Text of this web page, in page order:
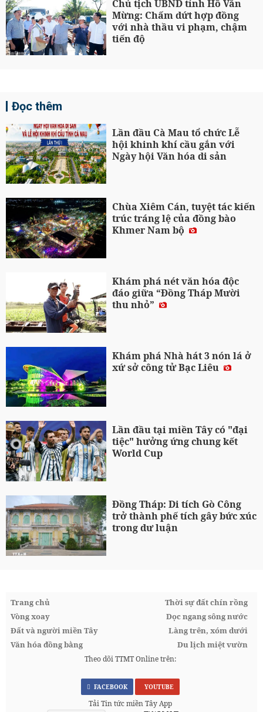
Chủ tịch UBND tỉnh Hồ Văn
Mừng: Chấm dứt hợp đồng
với nhà thầu vi phạm, chậm
tiến độ
Đọc thêm
Lần đầu Cà Mau tổ chức Lễ
hội khinh khí cầu gắn với
Ngày hội Văn hóa di sản
Chùa Xiêm Cán, tuyệt tác kiến
trúc tráng lệ của đồng bào
Khmer Nam bộ
Khám phá nét văn hóa độc
đáo giữa “Đồng Tháp Mười
thu nhỏ”
Khám phá Nhà hát 3 nón lá ở
xứ sở công tử Bạc Liêu
Lần đầu tại miền Tây có "đại
tiệc" hưởng ứng chung kết
World Cup
Đồng Tháp: Di tích Gò Công
trở thành phế tích gây bức xúc
trong dư luận
Trang chủ
Thời sự đất chín rồng
Vòng xoay
Dọc ngang sông nước
Đất và người miền Tây
Làng trên, xóm dưới
Văn hóa đồng bằng
Du lịch miệt vườn
Theo dõi TTMT Online trên:
FACEBOOK YOUTUBE
Tải Tin tức miền Tây App